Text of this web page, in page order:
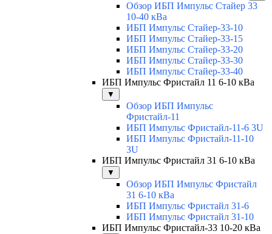
Обзор ИБП Импульс Стайер 33
10-40 кВа
ИБП Импульс Стайер-33-10
ИБП Импульс Стайер-33-15
ИБП Импульс Стайер-33-20
ИБП Импульс Стайер-33-30
ИБП Импульс Стайер-33-40
ИБП Импульс Фристайл 11 6-10 кВа
▼
Обзор ИБП Импульс
Фристайл-11
ИБП Импульс Фристайл-11-6 3U
ИБП Импульс Фристайл-11-10
3U
ИБП Импульс Фристайл 31 6-10 кВа
▼
Обзор ИБП Импульс Фристайл
31 6-10 кВа
ИБП Импульс Фристайл 31-6
ИБП Импульс Фристайл 31-10
ИБП Импульс Фристайл-33 10-20 кВа